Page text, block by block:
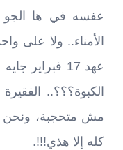
عفسه في ها الجو
الأمناء.. ولا على
عهد 17
الكبوة؟؟؟..
مش متحجبة، ونحن
كله إلا هذي!!!.